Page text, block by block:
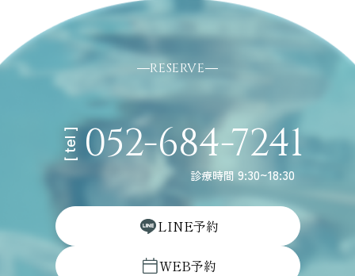
RESERVE
[ tel ] 052-684-7241
診療時間 9:30~18:30
LINE予約
WEB予約